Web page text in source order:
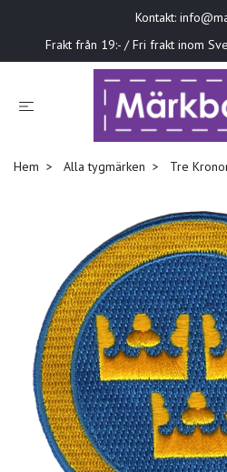
Kontakt:
Frakt från 19:- / Fri frakt inom
Hem Alla tygmärken Tre